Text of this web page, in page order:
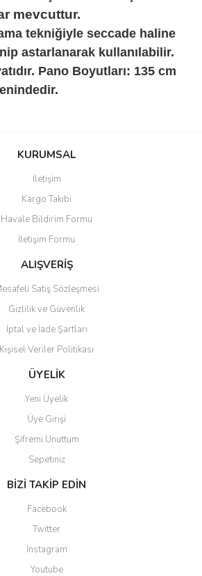
mevcuttur.
tekniğiyle seccade haline
astarlanarak kullanılabilir.
Pano Boyutları: 135 cm
ürüne ilk yorumu siz yapın!
bozuk veya görüntülenemiyor.
eksik bilgiler bulunuyor.
bulunuyor.
daha pahalı.
Gönder
KURUMSAL
İletişim
Kargo Takibi
Havale Bildirim Formu
İletişim Formu
ALIŞVERİŞ
Satış Sözleşmesi
Gizlilik ve Güvenlik
İptal ve İade Şartları
Kişisel Veriler Politikası
ÜYELİK
Yeni Üyelik
Üye Girişi
Şifremi Unuttum
Sepetiniz
BİZİ TAKİP EDİN
Facebook
Twitter
Instagram
Youtube